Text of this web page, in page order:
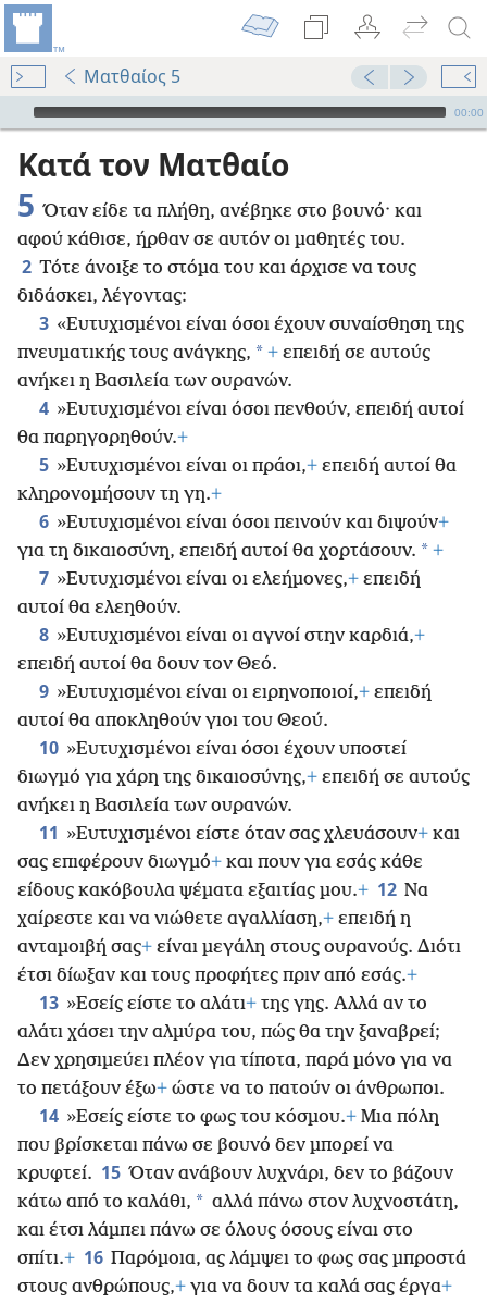
Ματθαίος 5
Audio Player
00:00
Κατά τον Ματθαίο
5 Όταν είδε τα πλήθη, ανέβηκε στο βουνό· και
αφού κάθισε, ήρθαν σε αυτόν οι μαθητές του.
2 Τότε άνοιξε το στόμα του και άρχισε να τους
διδάσκει, λέγοντας:
3 «Ευτυχισμένοι είναι όσοι έχουν συναίσθηση της
πνευματικής τους ανάγκης, * + επειδή σε αυτούς
ανήκει η Βασιλεία των ουρανών.
4 »Ευτυχισμένοι είναι όσοι πενθούν, επειδή αυτοί
θα παρηγορηθούν.+
5 »Ευτυχισμένοι είναι οι πράοι,+ επειδή αυτοί θα
κληρονομήσουν τη γη.+
6 »Ευτυχισμένοι είναι όσοι πεινούν και διψούν+
για τη δικαιοσύνη, επειδή αυτοί θα χορτάσουν. * +
7 »Ευτυχισμένοι είναι οι ελεήμονες,+ επειδή
αυτοί θα ελεηθούν.
8 »Ευτυχισμένοι είναι οι αγνοί στην καρδιά,+
επειδή αυτοί θα δουν τον Θεό.
9 »Ευτυχισμένοι είναι οι ειρηνοποιοί,+ επειδή
αυτοί θα αποκληθούν γιοι του Θεού.
10 »Ευτυχισμένοι είναι όσοι έχουν υποστεί
διωγμό για χάρη της δικαιοσύνης,+ επειδή σε αυτούς
ανήκει η Βασιλεία των ουρανών.
11 »Ευτυχισμένοι είστε όταν σας χλευάσουν+ και
σας επιφέρουν διωγμό+ και πουν για εσάς κάθε
είδους κακόβουλα ψέματα εξαιτίας μου.+ 12 Να
χαίρεστε και να νιώθετε αγαλλίαση,+ επειδή η
ανταμοιβή σας+ είναι μεγάλη στους ουρανούς. Διότι
έτσι δίωξαν και τους προφήτες πριν από εσάς.+
13 »Εσείς είστε το αλάτι+ της γης. Αλλά αν το
αλάτι χάσει την αλμύρα του, πώς θα την ξαναβρεί;
Δεν χρησιμεύει πλέον για τίποτα, παρά μόνο για να
το πετάξουν έξω+ ώστε να το πατούν οι άνθρωποι.
14 »Εσείς είστε το φως του κόσμου.+ Μια πόλη
που βρίσκεται πάνω σε βουνό δεν μπορεί να
κρυφτεί. 15 Όταν ανάβουν λυχνάρι, δεν το βάζουν
κάτω από το καλάθι, * αλλά πάνω στον λυχνοστάτη,
και έτσι λάμπει πάνω σε όλους όσους είναι στο
σπίτι.+ 16 Παρόμοια, ας λάμψει το φως σας μπροστά
στους ανθρώπους,+ για να δουν τα καλά σας έργα+